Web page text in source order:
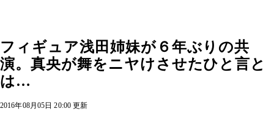
フィギュア浅田姉妹が６年ぶりの共
演。真央が舞をニヤけさせたひと言と
は…
2016年08月05日 20:00 更新